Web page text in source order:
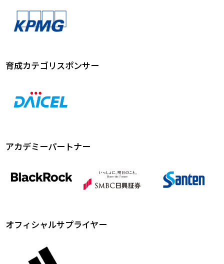
育成カテゴリスポンサー
アカデミーパートナー
オフィシャルサプライヤー